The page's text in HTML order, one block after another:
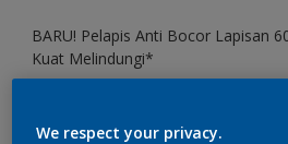
BARU! Pelapis Anti Bocor Lapisan
Kuat Melindungi*
We respect your privacy.